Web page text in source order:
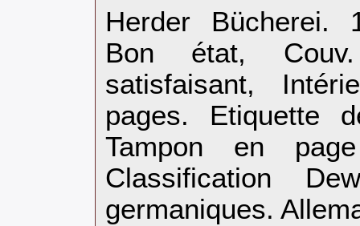
‎Herder Bücherei.
Bon état,
satisfaisant,
pages. Etiquette
Tampon en
Classification
germaniques.